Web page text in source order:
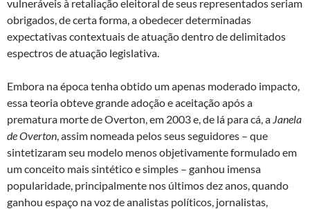
vulneráveis à retaliação eleitoral de seus representados seriam
obrigados, de certa forma, a obedecer determinadas
expectativas contextuais de atuação dentro de delimitados
espectros de atuação legislativa.
Embora na época tenha obtido um apenas moderado impacto,
essa teoria obteve grande adoção e aceitação após a
prematura morte de Overton, em 2003 e, de lá para cá, a Janela
de Overton, assim nomeada pelos seus seguidores – que
sintetizaram seu modelo menos objetivamente formulado em
um conceito mais sintético e simples – ganhou imensa
popularidade, principalmente nos últimos dez anos, quando
ganhou espaço na voz de analistas políticos, jornalistas,